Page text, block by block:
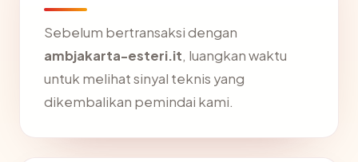
Sebelum bertransaksi dengan
ambjakarta-esteri.it, luangkan waktu
untuk melihat sinyal teknis yang
dikembalikan pemindai kami.